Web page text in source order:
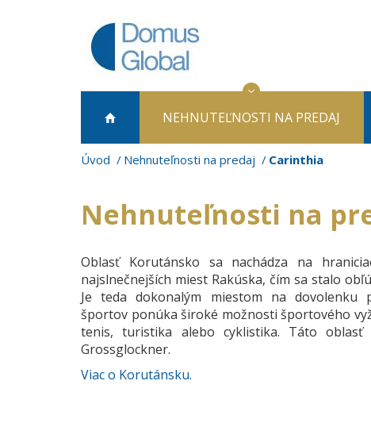
NEHNUTEĽNOSTI NA PREDAJ
Úvod Nehnuteľnosti na predaj Carinthia
Nehnuteľnosti na
Oblasť Korutánsko sa nachádza na
najslnečnejších miest Rakúska, čím sa stalo
Je teda dokonalým miestom na dovolenku
športov ponúka široké možnosti športového
tenis, turistika alebo cyklistika. Táto
Grossglockner.
Viac o Korutánsku.